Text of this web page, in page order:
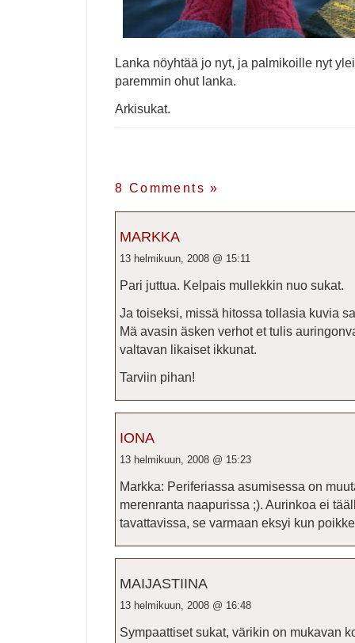
Lanka nöyhtää jo nyt, ja palmikoille nyt
paremmin ohut lanka.
Arkisukat.
8 Comments»
MARKKA
13 helmikuun, 2008 @ 15:11
Pari juttua. Kelpais mullekkin nuo sukat.
Ja toiseksi, missä hitossa tollasia kuvia
Mä avasin äsken verhot et tulis
valtavan likaiset ikkunat.
Tarviin pihan!
IONA
13 helmikuun, 2008 @ 15:23
Markka: Periferiassa asumisessa on
merenranta naapurissa ;). Aurinkoa ei
tavattavissa, se varmaan eksyi kun
MAIJASTIINA
13 helmikuun, 2008 @ 16:48
Sympaattiset sukat, värikin on mukavan